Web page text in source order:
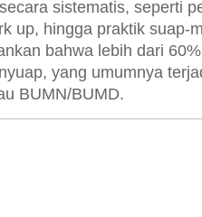
sistematis, seperti
up, hingga praktik suap-
bahwa lebih dari
yang umumnya
BUMN/BUMD.